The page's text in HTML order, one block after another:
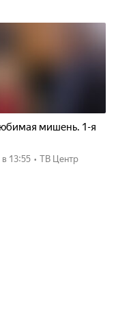
мишень. 1-я
в 13:55 • ТВ Центр